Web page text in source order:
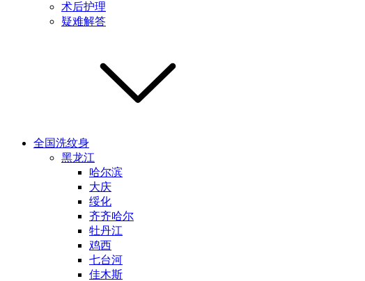
术后护理
疑难解答
全国洗纹身
黑龙江
哈尔滨
大庆
绥化
齐齐哈尔
牡丹江
鸡西
七台河
佳木斯